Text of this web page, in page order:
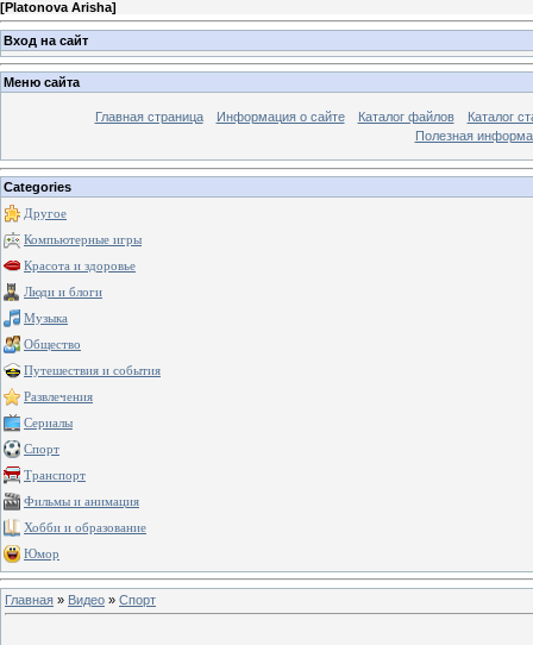
[Platonova Arisha]
Вход на сайт
Меню сайта
Главная страница Информация о сайте Каталог файлов
Каталог
Полезная
Categories
Другое
Компьютерные игры
Красота и здоровье
Люди и блоги
Музыка
Общество
Путешествия и события
Развлечения
Сериалы
Спорт
Транспорт
Фильмы и анимация
Хобби и образование
Юмор
Главная » Видео » Спорт